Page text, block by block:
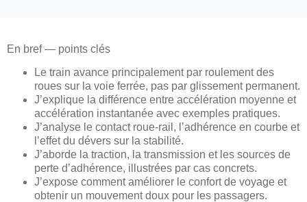
En bref — points clés
Le train avance principalement par roulement des
roues sur la voie ferrée, pas par glissement permanent.
J’explique la différence entre accélération moyenne et
accélération instantanée avec exemples pratiques.
J’analyse le contact roue-rail, l’adhérence en courbe et
l’effet du dévers sur la stabilité.
J’aborde la traction, la transmission et les sources de
perte d’adhérence, illustrées par cas concrets.
J’expose comment améliorer le confort de voyage et
obtenir un mouvement doux pour les passagers.